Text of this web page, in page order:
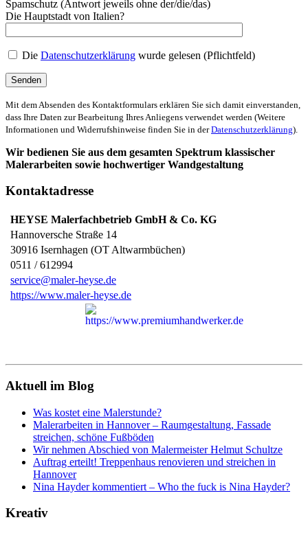
Spamschutz (Antwort jeweils ohne der/die/das)
Die Hauptstadt von Italien?
Die Datenschutzerklärung wurde gelesen (Pflichtfeld)
Mit dem Absenden des Kontaktformulars erklären Sie sich damit einverstanden,
dass Ihre Daten zur Bearbeitung Ihres Anliegens verwendet werden (Weitere
Informationen und Widerrufshinweise finden Sie in derDatenschutzerklärung).
Wir bedienen Sie aus dem gesamten Spektrum klassischer
Malerarbeiten sowie hochwertiger Wandgestaltung
Kontaktadresse
HEYSE Malerfachbetrieb GmbH & Co. KG
Hannoversche Straße 14
30916 Isernhagen (OT Altwarmbüchen)
0511 / 612994
service@maler-heyse.de
https://www.maler-heyse.de
Aktuell im Blog
Was kostet eine Malerstunde?
Malerarbeiten in Hannover – Raumgestaltung, Fassade
streichen, schöne Fußböden
Wir nehmen Abschied von Malermeister Helmut Schultze
Auftrag erteilt! Treppenhaus renovieren und streichen in
Hannover
Nina Hayder kommentiert – Who the fuck is Nina Hayder?
Kreativ